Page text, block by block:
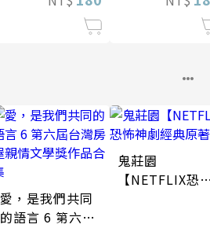
愛，是我們共同
的語言 6 第六屆
鬼莊園
【NETFLIX恐